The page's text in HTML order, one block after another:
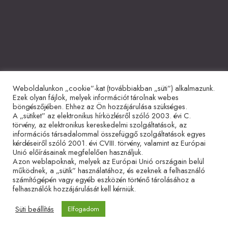
Együttműködő partnerek
Adatvédelmi tájékoztató Impresszum Sütitájékoztató
© 2026 Hetvenkét Tanítvány Mozgalom
Weboldalunkon „cookie”-kat (továbbiakban „süti”) alkalmazunk.
Ezek olyan fájlok, melyek információt tárolnak webes
böngészőjében. Ehhez az Ön hozzájárulása szükséges.
A „sütiket” az elektronikus hírközlésről szóló 2003. évi C.
törvény, az elektronikus kereskedelmi szolgáltatások, az
információs társadalommal összefüggő szolgáltatások egyes
kérdéseiről szóló 2001. évi CVIII. törvény, valamint az Európai
Unió előírásainak megfelelően használjuk.
Azon weblapoknak, melyek az Európai Unió országain belül
működnek, a „sütik” használatához, és ezeknek a felhasználó
számítógépén vagy egyéb eszközén történő tárolásához a
felhasználók hozzájárulását kell kérniük.
Süti beállítás
Elfogadom